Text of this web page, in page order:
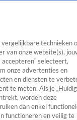
TV Algemeen
Tip
technieken
van onze website(s),
selecteert,
onze advertenties en
en diensten te
te meten. Als je
worden deze
dan enkel
functioneren en veilig te